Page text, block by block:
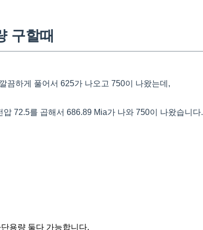
구할때
끔하게 풀어서 625가 나오고 750이 나왔는데,
72.5를 곱해서 686.89 Mia가 나와 750이 나왔습니다.
용량 둘다 가능합니다.